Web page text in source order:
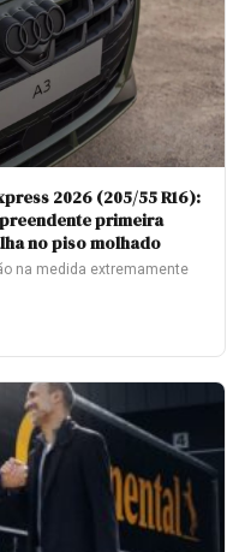
2026 (205/55 R16):
primeira
no piso molhado
na medida extremamente